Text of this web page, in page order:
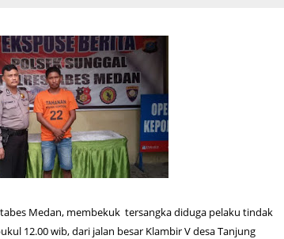
Medan, membekuk tersangka diduga pelaku tindak
12.00 wib, dari jalan besar Klambir V desa Tanjung